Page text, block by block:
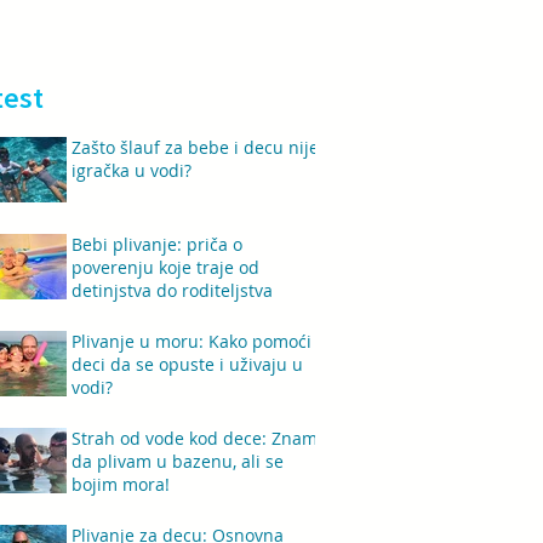
Zašto šlauf za bebe i decu nije
igračka u vodi?
Bebi plivanje: priča o
poverenju koje traje od
detinjstva do roditeljstva
Plivanje u moru: Kako pomoći
deci da se opuste i uživaju u
vodi?
Strah od vode kod dece: Znam
da plivam u bazenu, ali se
bojim mora!
Plivanje za decu: Osnovna